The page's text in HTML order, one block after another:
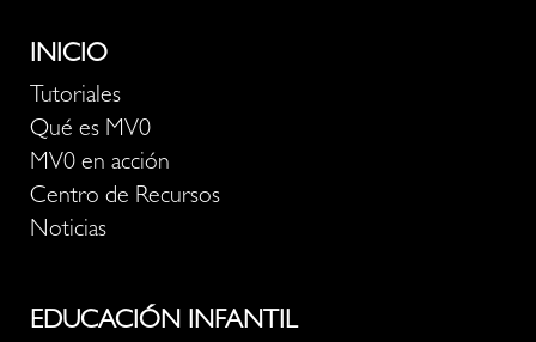
INICIO
Tutoriales
Qué es MV0
MV0 en acción
Centro de Recursos
Noticias
EDUCACIÓN INFANTIL